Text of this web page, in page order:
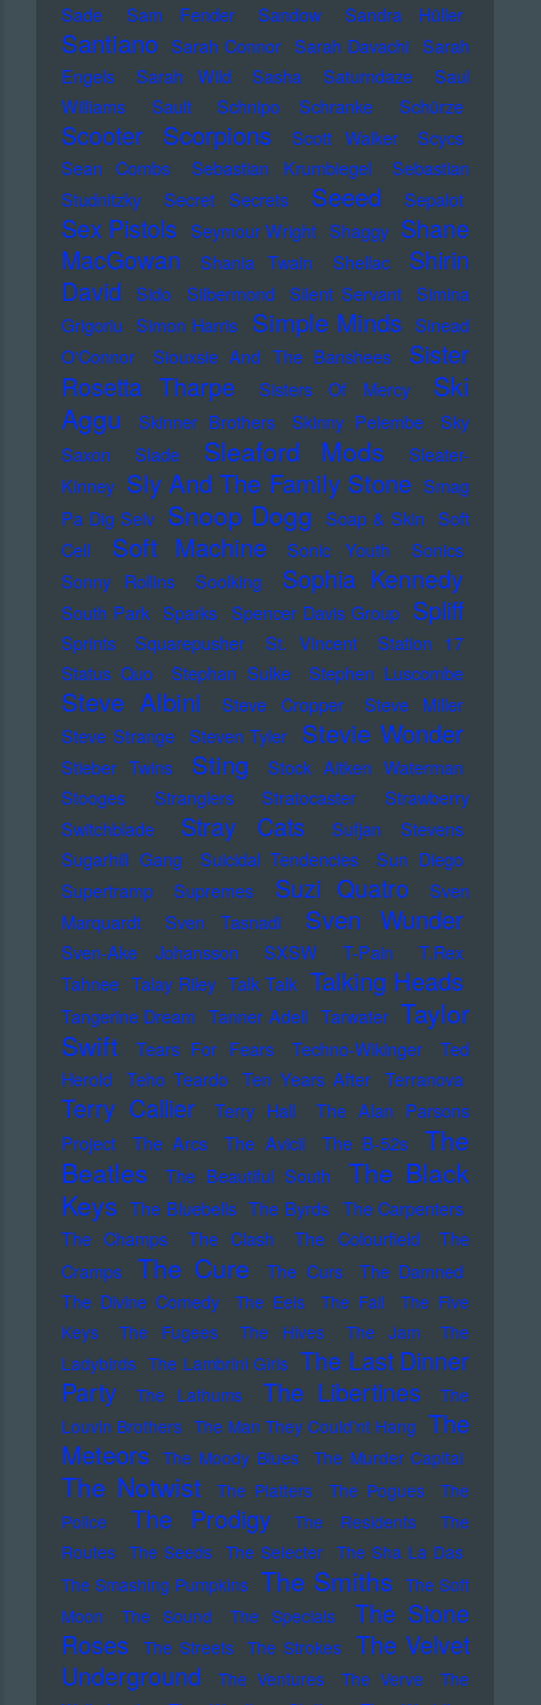
Sade
Sam Fender Sandow Sandra Hüller
Santiano Sarah Connor Sarah Davachi Sarah
Engels
Sarah Wild Sasha Saturndaze
Saul
Williams
Sault Schnipo Schranke Schürze
Scooter Scorpions Scott Walker
Scycs
Sean Combs
Sebastian Krumbiegel
Sebastian
Studnitzky
Secret Secrets Seeed Sepalot
Sex Pistols Seymour Wright Shaggy Shane
MacGowan
Shania Twain Shellac
Shirin
David
Sido Silbermond Silent Servant Simina
Grigoriu Simon Harris Simple Minds Sinead
O'Connor
Siouxsie And The Banshees
Sister
Rosetta Tharpe
Sisters Of Mercy
Ski
Aggu
Skinner Brothers Skinny Pelembe
Sky
Saxon
Slade Sleaford Mods
Sleater-
Kinney Sly And The Family Stone Smag
Pa Dig Selv Snoop Dogg Soap & Skin Soft
Cell
Soft Machine Sonic Youth
Sonics
Sonny Rollins
Soolking Sophia Kennedy
South Park Sparks Spencer Davis Group Spliff
Sprints Squarepusher St. Vincent
Station 17
Status Quo
Stephan Sulke Stephen Luscombe
Steve Albini Steve Cropper
Steve Miller
Steve Strange Steven Tyler Stevie Wonder
Stieber Twins Sting
Stock Aitken Waterman
Stooges
Stranglers Stratocaster
Strawberry
Switchblade
Stray Cats
Sufjan Stevens
Sugarhill Gang
Suicidal Tendencies
Sun Diego
Supertramp
Supremes Suzi Quatro
Sven
Marquardt
Sven Tasnadi Sven Wunder
Sven-Ake Johansson SXSW T-Pain
T.Rex
Tahnee Talay Riley Talk Talk Talking Heads
Tangerine Dream Tanner Adell Tarwater Taylor
Swift
Tears For Fears Techno-Wikinger
Ted
Herold
Teho Teardo Ten Years After Terranova
Terry Callier Terry Hall
The Alan Parsons
Project
The Arcs The Avicii The B-52s
The
Beatles
The Beautiful South
The Black
Keys The Bluebells The Byrds The Carpenters
The Champs
The Clash The Colourfield
The
Cramps
The Cure The Curs
The Damned
The Divine Comedy
The Eels The Fall
The Five
Keys
The Fugees The Hives The Jam
The
Ladybirds The Lambrini Girls The Last Dinner
Party
The Lathums The Libertines
The
Louvin Brothers The Man They Could'nt Hang The
Meteors The Moody Blues The Murder Capital
The Notwist The Platters The Pogues
The
Police
The Prodigy The Residents
The
Routes The Seeds The Selecter The Sha La Das
The Smashing Pumpkins The Smiths The Soft
Moon
The Sound The Specials
The Stone
Roses
The Streets The Strokes
The Velvet
Underground
The Ventures The Verve
The